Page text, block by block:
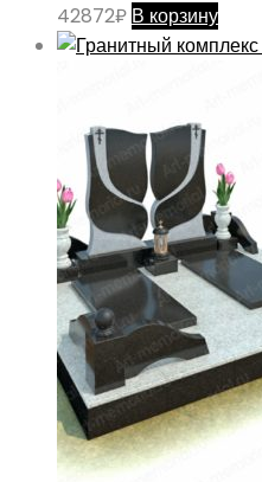
42872₽ В корзину